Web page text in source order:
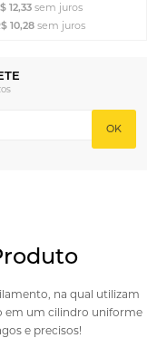
12,33sem juros
10,28sem juros
OK
na qual utilizam
em um cilindro uniforme
e precisos!